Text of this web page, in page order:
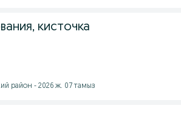
кисточка
район - 2026 ж. 07 тамыз